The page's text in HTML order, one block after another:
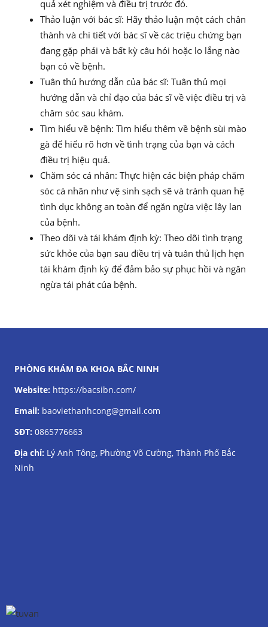
quả xét nghiệm và điều trị trước đó.
Thảo luận với bác sĩ: Hãy thảo luận một cách chân
thành và chi tiết với bác sĩ về các triệu chứng bạn
đang gặp phải và bất kỳ câu hỏi hoặc lo lắng nào
bạn có về bệnh.
Tuân thủ hướng dẫn của bác sĩ: Tuân thủ mọi
hướng dẫn và chỉ đạo của bác sĩ về việc điều trị và
chăm sóc sau khám.
Tìm hiểu về bệnh: Tìm hiểu thêm về bệnh sùi mào
gà để hiểu rõ hơn về tình trạng của bạn và cách
điều trị hiệu quả.
Chăm sóc cá nhân: Thực hiện các biện pháp chăm
sóc cá nhân như vệ sinh sạch sẽ và tránh quan hệ
tình dục không an toàn để ngăn ngừa việc lây lan
của bệnh.
Theo dõi và tái khám định kỳ: Theo dõi tình trạng
sức khỏe của bạn sau điều trị và tuân thủ lịch hẹn
tái khám định kỳ để đảm bảo sự phục hồi và ngăn
ngừa tái phát của bệnh.
PHÒNG KHÁM ĐA KHOA BẮC NINH
Website: https://bacsibn.com/
Email: baoviethanhcong@gmail.com
SĐT: 0865776663
Địa chỉ: Lý Anh Tông, Phường Võ Cường, Thành Phố Bắc
Ninh